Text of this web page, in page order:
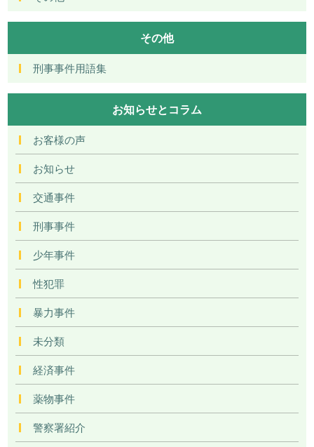
その他
刑事事件用語集
お知らせとコラム
お客様の声
お知らせ
交通事件
刑事事件
少年事件
性犯罪
暴力事件
未分類
経済事件
薬物事件
警察署紹介